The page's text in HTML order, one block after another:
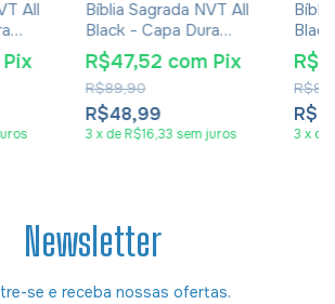
All
Pix
Bíblia Sagrada NVT All
Black - Capa Dura
Leão
R$48,99
R$89,90
R$47,52 com Pix
3 xdeR$16,33 sem juros 3 x de
Newsletter
se e receba nossas ofertas.